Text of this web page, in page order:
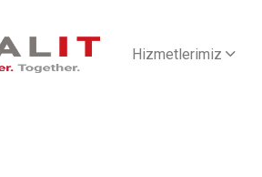
Hizmetlerimiz